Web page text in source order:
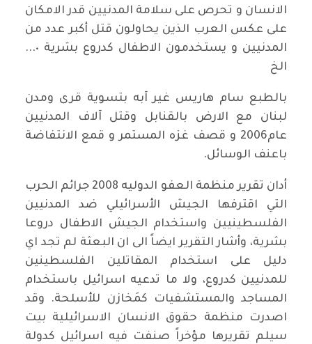
الانسان و تحرص على سلامة المدنيين قدر الامكان
على عكس العرب الذين يحاولون قتل أكبر عدد من
المدنيين و يستخدمون الاطفال كدروع بشرية ٠...
الخ
بالطبع سام هاريس غير آبه بتسوية قرى ومدن
لبنان مع الارض بالقنابل وقتل آلاف المدنيين
عام2006 و قصف غزه المستمر و قمع الانتفاضة
باعنف الوسائل.
أدان تقرير منظمة العفو الدوليه 2008 جرائم الحرب
التي اقترفها الجيش الأسرائيلي ضد المدنيين
الفلسطينيين واستخدام الجيش الاطفال دروعا
بشرية، وأشار التقرير ايضاً الى ان البعثة لم تجد اي
دليل على استخدام المقاتلين الفلسطينين
للمدنيين كدروع، ولا ما تدعيه اسرائيل باستخدام
المساجد والمستشفيات كمَخازن للأسلحة. وقد
اصدرت منظمة حقوق الانسان الاسرائيلية بيت
سيلم تقريرها مؤخراً صنفت فيه اسرائيل كدولة